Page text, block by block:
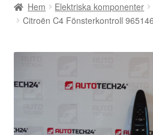
Betalningar
Klagomål
Hem Elektriska komponenter
Citroën C4 Fönsterkontroll